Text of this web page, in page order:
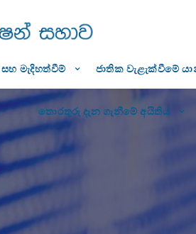
මැදිහත්වීම් ජාතික වැළැක්වීමේ
තොරතුරු දැන ගැනීමේ අයිතිය